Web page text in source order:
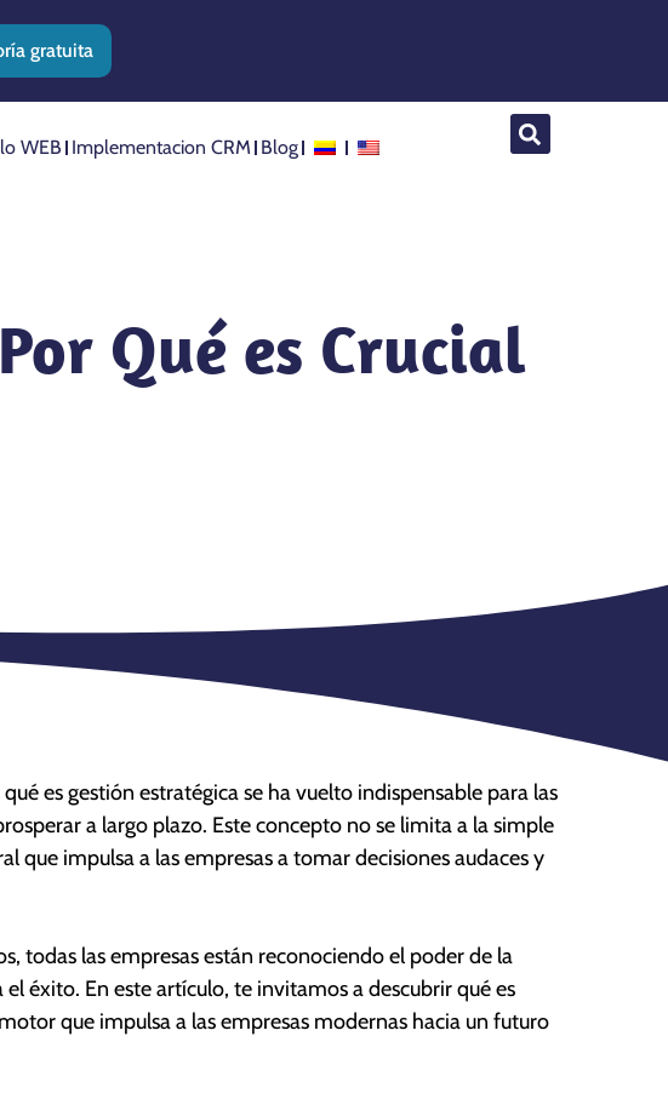
gratuita
WEB Implementacion CRM Blog
Qué es Crucial
es gestión estratégica se ha vuelto indispensable para las
a largo plazo. Este concepto no se limita a la simple
que impulsa a las empresas a tomar decisiones audaces y
todas las empresas están reconociendo el poder de la
éxito. En este artículo, te invitamos a descubrir qué es
que impulsa a las empresas modernas hacia un futuro